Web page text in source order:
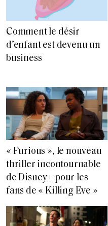
Comment le désir
d’enfant est devenu un
business
« Furious », le nouveau
thriller incontournable
de Disney+ pour les
fans de « Killing Eve »